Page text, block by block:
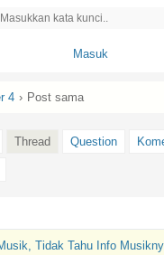
Masuk
4 › Post sama
Thread Question
Tidak Tahu Info